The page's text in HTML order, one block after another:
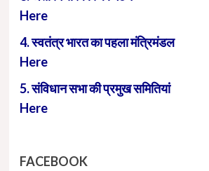
Here
4. स्वतंत्र भारत का पहला
Here
5. संविधान सभा की प्रमुख
Here
FACEBOOK